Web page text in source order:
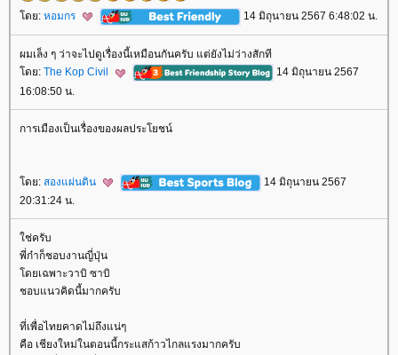
ดย: หอมกร 14 มิถุนายน 2567 6:48:02 น.
ผมเล็ง ๆ ว่าจะไปดูเรื่องนี้เหมือนกันครับ แต่ยังไม่ว่างสักที
ดย: The Kop Civil
14 มิถุนายน 2567
16:08:50 น.
การเมืองเป็นเรื่องของผลประโยชน์
ดย: สองแผ่นดิน
14 มิถุนายน 2567
20:31:24 น.
ช่ครับ
พี่ก๋าก็ชอบงานญี่ปุ่น
ดยเฉพาะวาบิ ซาบิ
ชอบแนวคิดนี้มากครับ
ที่เพื่อไทยคาดไม่ถึงแน่ๆ
คือ เชียงใหม่ในตอนนี้กระแสก้าวไกลแรงมากครับ